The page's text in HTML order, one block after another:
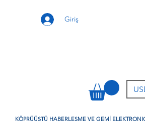
Giriş
KÖPRÜÜSTÜ HABERLESME VE GEMİ